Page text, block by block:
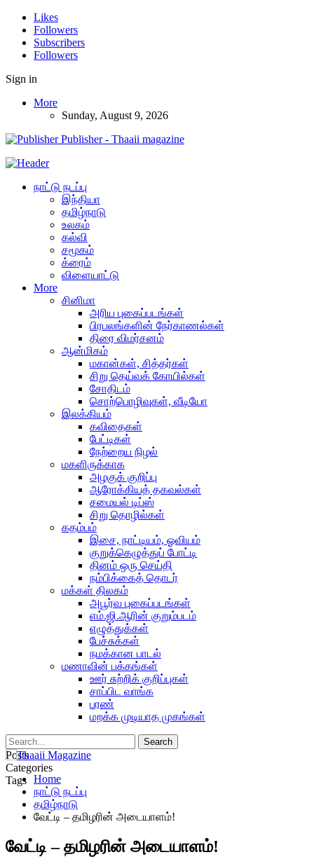
Likes
Followers
Subscribers
Followers
Sign in
More
Sunday, August 9, 2026
Publisher - Thaaii magazine
நாட்டு நடப்பு
இந்தியா
தமிழ்நாடு
உலகம்
கல்வி
சமூகம்
க்ரைம்
விளையாட்டு
More
சினிமா
அரிய புகைப்படங்கள்
பிரபலங்களின் நேர்காணல்கள்
திரை விமர்சனம்
ஆன்மிகம்
மகான்கள், சித்தர்கள்
சிறு தெய்வக் கோயில்கள்
சோதிடம்
சொற்பொழிவுகள், வீடியோ
இலக்கியம்
கவிதைகள்
பேட்டிகள்
நேற்றைய நிழல்
மகளிருக்காக
அழகுக் குறிப்பு
ஆரோக்கியத் தகவல்கள்
சமையல் டிப்ஸ்
சிறு தொழில்கள்
கதம்பம்
இசை, நாட்டியம், ஓவியம்
குறுக்கெழுத்துப் போட்டி
தினம் ஒரு செய்தி
நம்பிக்கைத் தொடர்
மக்கள் திலகம்
அபூர்வ புகைப்படங்கள்
எம்.ஜி.ஆரின் குறும்படம்
எழுத்துக்கள்
பேச்சுக்கள்
நமக்கான பாடல்
மணாவின் பக்கங்கள்
ஊர் சுற்றிக் குறிப்புகள்
சாப்பிட வாங்க
பரண்
மறக்க முடியாத முகங்கள்
Posts
Categories
Tags Home
நாட்டு நடப்பு
தமிழ்நாடு
வேட்டி – தமிழரின் அடையாளம்!
வேட்டி – தமிழரின் அடையாளம்!